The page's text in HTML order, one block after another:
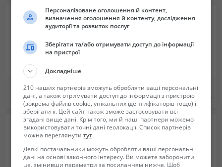
Строительство храмов
1 000 грн. Не указана
Персоналізоване оголошення й контент,
визначення оголошення й контенту, дослідження
аудиторії та розвиток послуг
Зберігати та/або отримувати доступ до інформації
на пристрої
Докладніше
210 наших партнерів зможуть обробляти ваші персональні
дані, а також отримувати доступ до інформації з пристрою
(зокрема файлів cookie, унікальних ідентифікаторів тощо) і
зберігати її. Цей сайт також зможе застосовувати всі
згадані вище дані. Крім того, ми й наші партнери можемо
використовувати точні дані геолокації. Список партнерів
можна переглянутитут.
Деякі постачальники можуть обробляти ваші персональні
дані на основі законного інтересу. Ви можете заборонити
це, змінивши параметри за посиланням нижче. Щоб